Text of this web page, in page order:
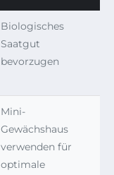
Biologisches
Saatgut
bevorzugen
Mini-
Gewächshaus
verwenden für
optimale